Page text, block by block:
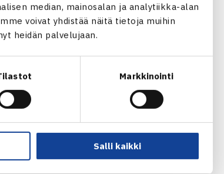
median, mainosalan ja analytiikka-alan
voivat yhdistää näitä tietoja muihin
heidän palvelujaan.
Markkinointi
Salli kaikki